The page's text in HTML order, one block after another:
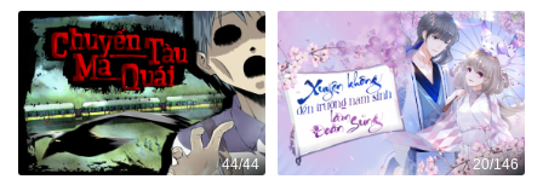
44/44 20/146